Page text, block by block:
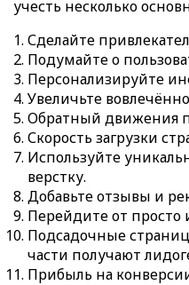
учесть несколько
Сделайте
Подумайте о
Персонализируйте
Увеличьте
Обратный движения
Скорость загрузки
Используйте
верстку.
Добавьте отзывы и
Перейдите от
Подсадочные
части получают
Прибыль на